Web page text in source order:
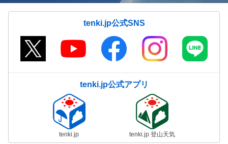
tenki.jp公式SNS
tenki.jp公式アプリ
tenki.jp tenki.jp 登山天気